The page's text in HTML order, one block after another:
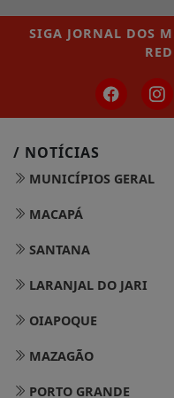
SIGA JORNAL DOS
/ NOTÍCIAS
MUNICÍPIOS GERAL
MACAPÁ
SANTANA
LARANJAL DO JARI
OIAPOQUE
MAZAGÃO
PORTO GRANDE